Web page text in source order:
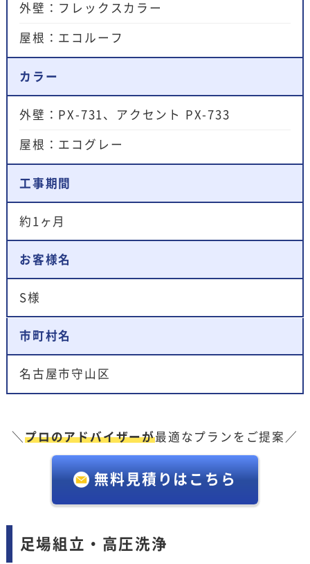
外壁：フレックスカラー
屋根：エコルーフ
カラー
外壁：PX-731、アクセント PX-733
屋根：エコグレー
工事期間
約1ヶ月
お客様名
S様
市町村名
名古屋市守山区
＼プロのアドバイザーが最適なプランをご提案／
無料見積りはこちら
足場組立・高圧洗浄